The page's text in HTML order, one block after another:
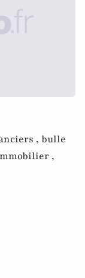
, bulle
,